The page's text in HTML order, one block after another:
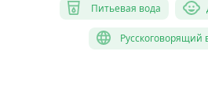
Питьевая вода
Русскоговорящий